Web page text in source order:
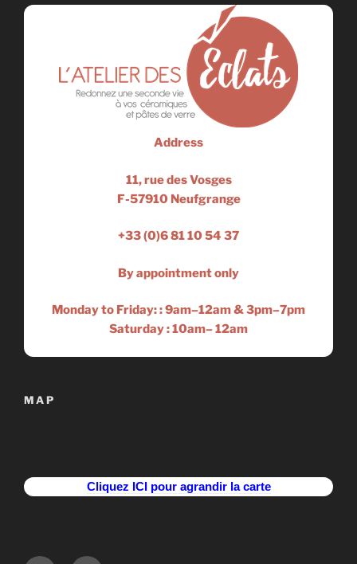
Address
11, rue des Vosges
F-57910 Neufgrange
+33 (0)6 81 10 54 37
By appointment only
Monday to Friday: :9am–12am&3pm–7pm
Saturday :10am– 12am
MAP
Cliquez ICI pour agrandir la carte